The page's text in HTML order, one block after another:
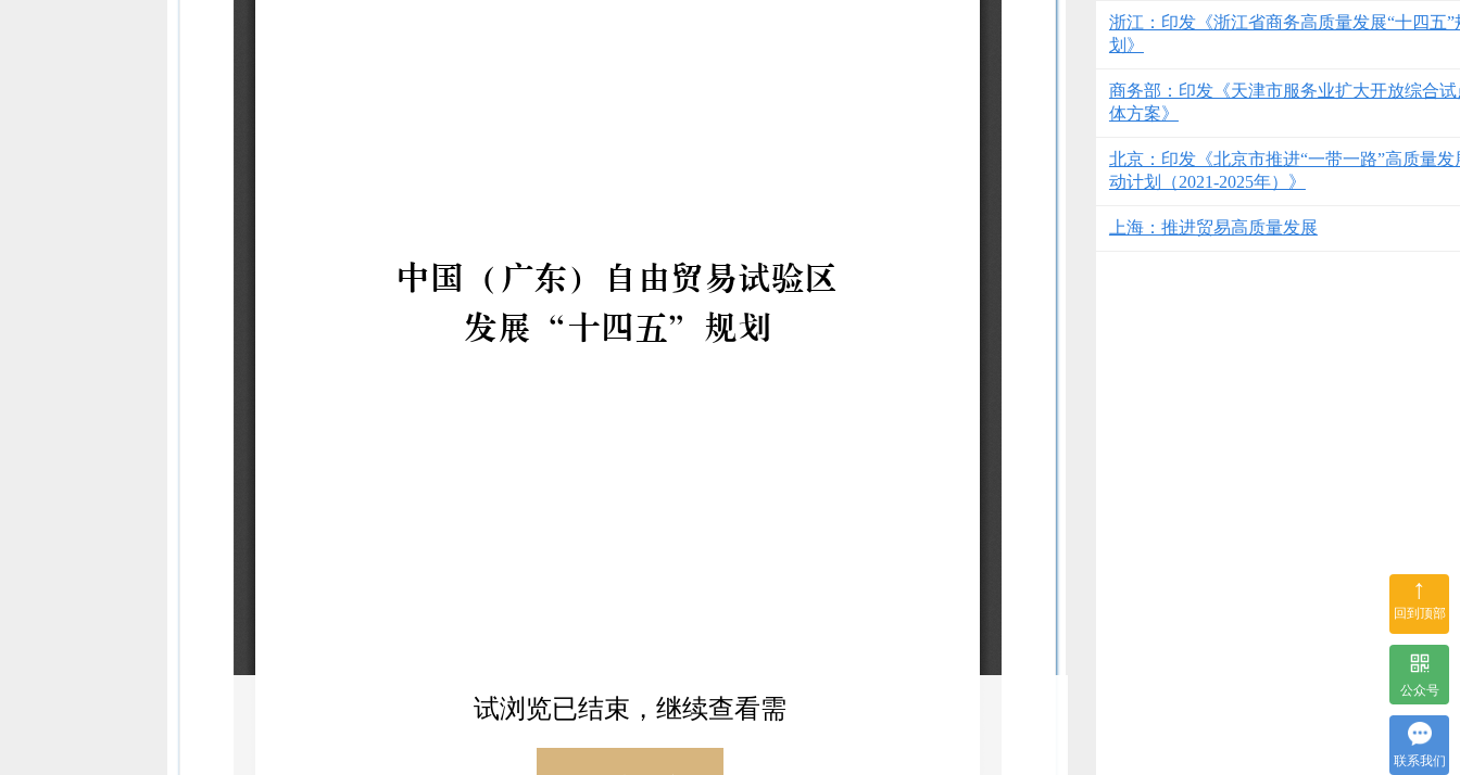
试浏览已结束，继续查看需
浙江：印发《浙江省商务高质量发展“十四五”
划》
商务部：印发《天津市服务业扩大开放综合
体方案》
北京：印发《北京市推进“一带一路”高质量发
动计划（2021-2025年）》
上海：推进贸易高质量发展
↑
回到顶部
公众号
联系我们